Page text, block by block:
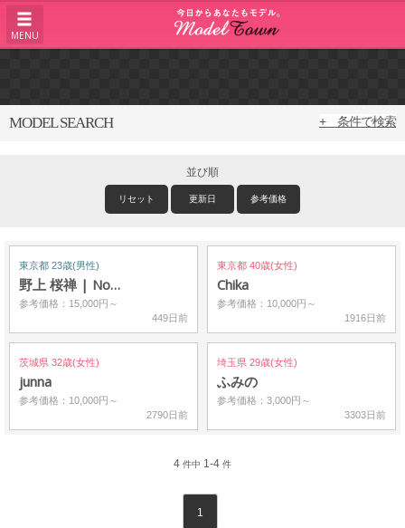
MENU
MODEL SEARCH + 条件で検索
並び順
リセット 更新日 参考価格
東京都 23歳(男性)
野上 桜禅 | No…
参考価格：15,000円～
449日前
東京都 40歳(女性)
Chika
参考価格：10,000円～
1916日前
茨城県 32歳(女性)
junna
参考価格：10,000円～
2790日前
埼玉県 29歳(女性)
ふみの
参考価格：3,000円～
3303日前
4 件中 1-4 件
1